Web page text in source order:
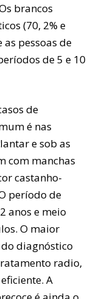
brancos
(70, 2% e
pessoas de
de 5 e 10
de
é nas
e sob as
com manchas
castanho-
período de
anos e meio
O maior
diagnóstico
radio,
A